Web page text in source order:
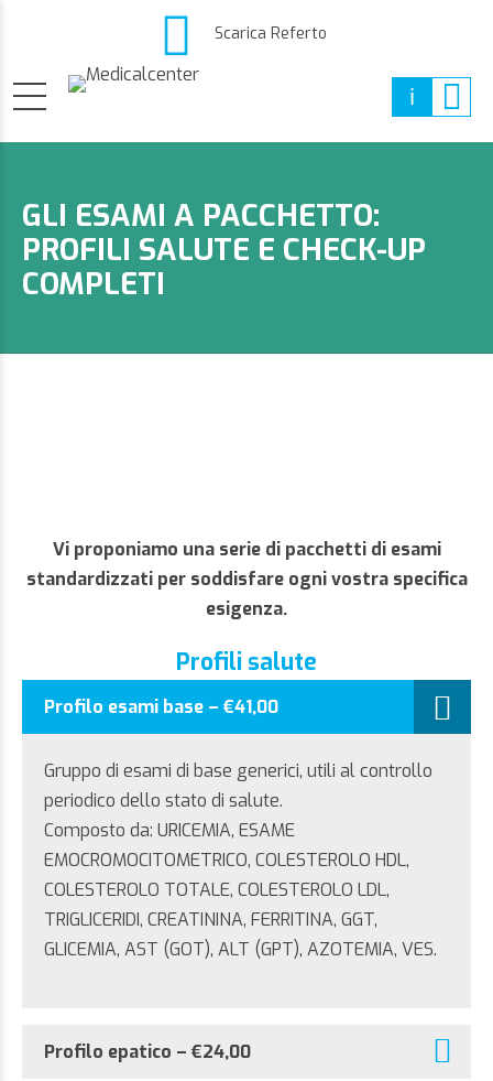
Scarica Referto
GLI ESAMI A PACCHETTO:
PROFILI SALUTE E CHECK-UP
COMPLETI
Vi proponiamo una serie di pacchetti di esami
standardizzati per soddisfare ogni vostra specifica
esigenza.
Profili salute
Profilo esami base – €41,00
Gruppo di esami di base generici, utili al controllo
periodico dello stato di salute.
Composto da: URICEMIA, ESAME
EMOCROMOCITOMETRICO, COLESTEROLO HDL,
COLESTEROLO TOTALE, COLESTEROLO LDL,
TRIGLICERIDI, CREATININA, FERRITINA, GGT,
GLICEMIA, AST (GOT), ALT (GPT), AZOTEMIA, VES.
Profilo epatico – €24,00